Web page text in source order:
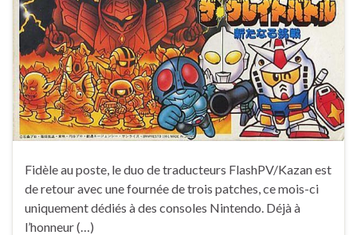
Fidèle au poste, le duo de traducteurs FlashPV/Kazan est
de retour avec une fournée de trois patches, ce mois-ci
uniquement dédiés à des consoles Nintendo. Déjà à
l’honneur (…)